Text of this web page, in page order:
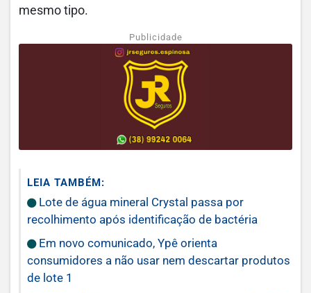
mesmo tipo.
Publicidade
LEIA TAMBÉM:
Lote de água mineral Crystal passa por
recolhimento após identificação de bactéria
Em novo comunicado, Ypê orienta
consumidores a não usar nem descartar produtos
de lote 1